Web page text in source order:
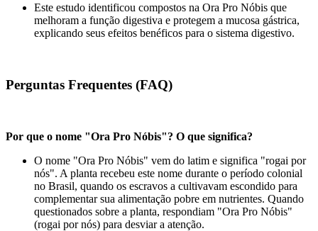
Este estudo identificou compostos na Ora Pro Nóbis que
melhoram a função digestiva e protegem a mucosa gástrica,
explicando seus efeitos benéficos para o sistema digestivo.
Perguntas Frequentes (FAQ)
Por que o nome "Ora Pro Nóbis"? O que significa?
O nome "Ora Pro Nóbis" vem do latim e significa "rogai por
nós". A planta recebeu este nome durante o período colonial
no Brasil, quando os escravos a cultivavam escondido para
complementar sua alimentação pobre em nutrientes. Quando
questionados sobre a planta, respondiam "Ora Pro Nóbis"
(rogai por nós) para desviar a atenção.